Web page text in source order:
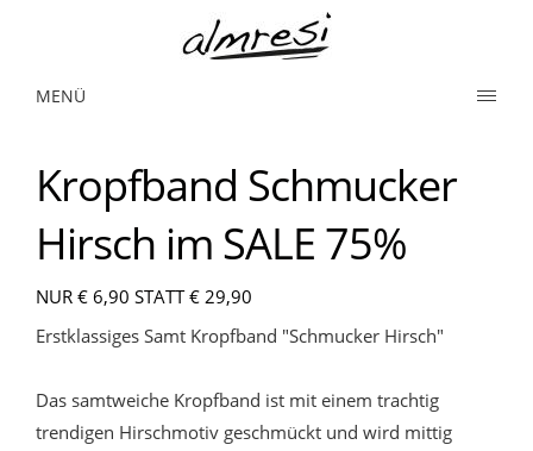
MENÜ
Kropfband Schmucker
Hirsch im SALE 75%
NUR € 6,90 STATT € 29,90
Erstklassiges Samt Kropfband "Schmucker Hirsch"
Das samtweiche Kropfband ist mit einem trachtig
trendigen Hirschmotiv geschmückt und wird mittig